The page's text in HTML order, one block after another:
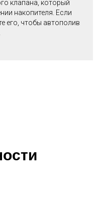
клапана, который
накопителя. Если
его, чтобы автополив